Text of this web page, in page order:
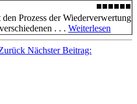
■■■■■■
Prozess der Wiederverwertung
. . . Weiterlesen
Nächster Beitrag: